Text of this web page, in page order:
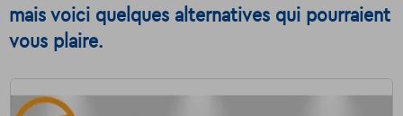
mais voici quelques alternatives qui pourraient
vous plaire.